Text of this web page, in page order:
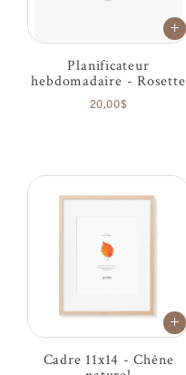
Planificateur
hebdomadaire - Rosette
20,00$
Cadre 11x14 - Chêne